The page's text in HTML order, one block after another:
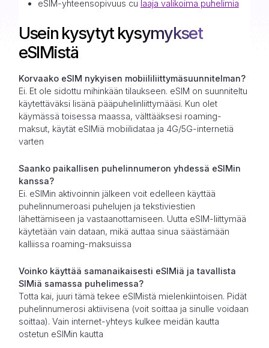
eSIM-yhteensopivuus cu laaja valikoima puhelimia
Usein kysytyt kysymykset
eSIMistä
Korvaako eSIM nykyisen mobiililiittymäsuunnitelman?
Ei. Et ole sidottu mihinkään tilaukseen. eSIM on suunniteltu
käytettäväksi lisänä pääpuhelinliittymääsi. Kun olet
käymässä toisessa maassa, välttääksesi roaming-
maksut, käytät eSIMiä mobiilidataa ja 4G/5G-internetiä
varten
Saanko paikallisen puhelinnumeron yhdessä eSIMin
kanssa?
Ei. eSIMin aktivoinnin jälkeen voit edelleen käyttää
puhelinnumeroasi puhelujen ja tekstiviestien
lähettämiseen ja vastaanottamiseen. Uutta eSIM-liittymää
käytetään vain dataan, mikä auttaa sinua säästämään
kalliissa roaming-maksuissa
Voinko käyttää samanaikaisesti eSIMiä ja tavallista
SIMiä samassa puhelimessa?
Totta kai, juuri tämä tekee eSIMistä mielenkiintoisen. Pidät
puhelinnumerosi aktiivisena (voit soittaa ja sinulle voidaan
soittaa). Vain internet-yhteys kulkee meidän kautta
ostetun eSIMin kautta